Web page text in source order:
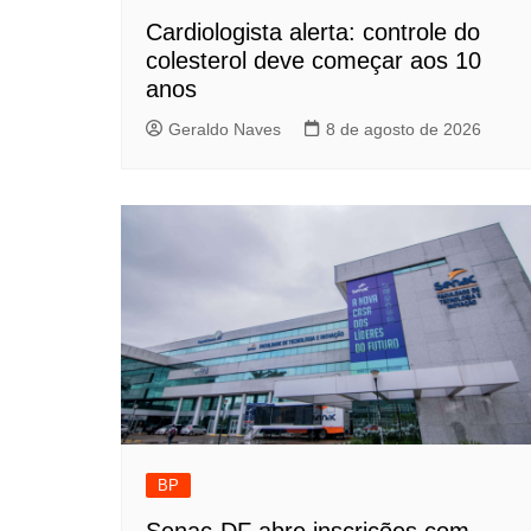
Cardiologista alerta: controle do
colesterol deve começar aos 10
anos
Geraldo Naves 8 de agosto de 2026
BP